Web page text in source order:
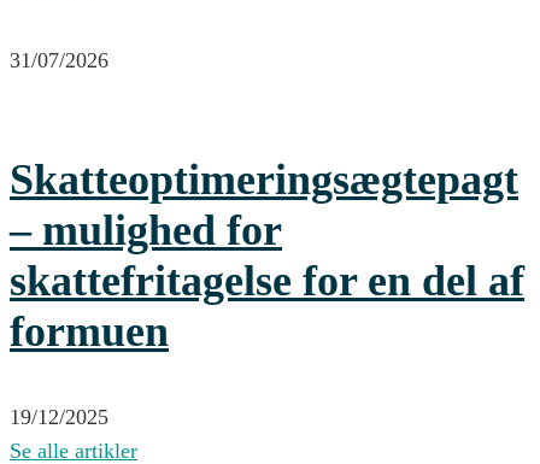
31/07/2026
Skatteoptimeringsægtepagt
– mulighed for
skattefritagelse for en del af
formuen
19/12/2025
Se alle artikler